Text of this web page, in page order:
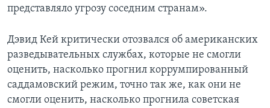
представляло угрозу соседним странам».
Дэвид Кей критически отозвался об американских
разведывательных службах, которые не смогли
оценить, насколько прогнил коррумпированный
саддамовский режим, точно так же, как они не
смогли оценить, насколько прогнила советская